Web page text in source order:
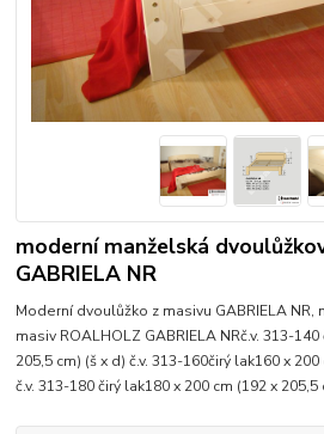
moderní manželská
GABRIELA NR
Moderní dvoulůžko z masivu GABRIELA
masiv ROALHOLZ GABRIELA NRč.v. 313-
205,5 cm) (š x d) č.v. 313-160čirý lak160 x
č.v. 313-180 čirý lak180 x 200 cm (192 x 205,5